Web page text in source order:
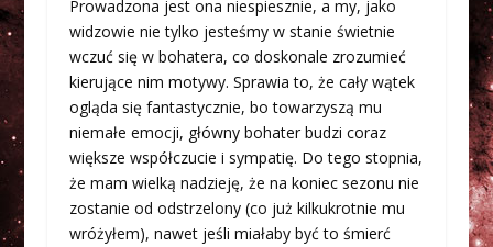
Prowadzona jest ona niespiesznie, a my, jako
widzowie nie tylko jesteśmy w stanie świetnie
wczuć się w bohatera, co doskonale zrozumieć
kierujące nim motywy. Sprawia to, że cały wątek
ogląda się fantastycznie, bo towarzyszą mu
niemałe emocji, główny bohater budzi coraz
większe współczucie i sympatię. Do tego stopnia,
że mam wielką nadzieję, że na koniec sezonu nie
zostanie od odstrzelony (co już kilkukrotnie mu
wróżyłem), nawet jeśli miałaby być to śmierć